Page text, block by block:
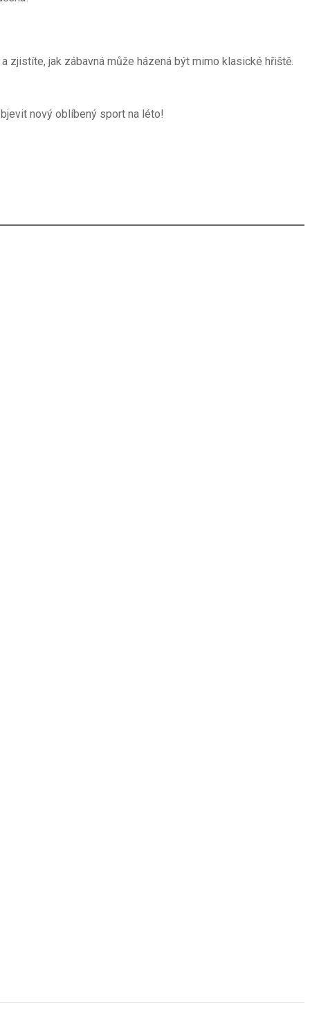
zjistíte, jak zábavná může házená být mimo klasické hřiště.
nový oblíbený sport na léto!